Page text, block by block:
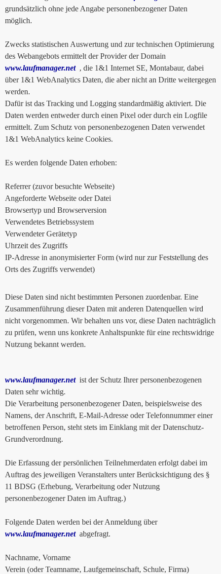
grundsätzlich ohne jede Angabe personenbezogener Daten
möglich.
Zwecks statistischen Auswertung und zur technischen Optimierung
des Webangebots ermittelt der Provider der Domain
www.laufmanager.net, die 1&1 Internet SE, Montabaur, dabei
über 1&1 WebAnalytics Daten, die aber nicht an Dritte weitergegen
werden.
Dafür ist das Tracking und Logging standardmäßig aktiviert. Die
Daten werden entweder durch einen Pixel oder durch ein Logfile
ermittelt. Zum Schutz von personenbezogenen Daten verwendet
1&1 WebAnalytics keine Cookies.
Es werden folgende Daten erhoben:
Referrer (zuvor besuchte Webseite)
Angeforderte Webseite oder Datei
Browsertyp und Browserversion
Verwendetes Betriebssystem
Verwendeter Gerätetyp
Uhrzeit des Zugriffs
IP-Adresse in anonymisierter Form (wird nur zur Feststellung des
Orts des Zugriffs verwendet)
Diese Daten sind nicht bestimmten Personen zuordenbar. Eine
Zusammenführung dieser Daten mit anderen Datenquellen wird
nicht vorgenommen. Wir behalten uns vor, diese Daten nachträglich
zu prüfen, wenn uns konkrete Anhaltspunkte für eine rechtswidrige
Nutzung bekannt werden.
www.laufmanager.netist der Schutz Ihrer personenbezogenen
Daten sehr wichtig.
Die Verarbeitung personenbezogener Daten, beispielsweise des
Namens, der Anschrift, E-Mail-Adresse oder Telefonnummer einer
betroffenen Person, steht stets im Einklang mit der Datenschutz-
Grundverordnung.
Die Erfassung der persönlichen Teilnehmerdaten erfolgt dabei im
Auftrag des jeweiligen Veranstalters unter Berücksichtigung des §
11 BDSG (Erhebung, Verarbeitung oder Nutzung
personenbezogener Daten im Auftrag.)
Folgende Daten werden bei der Anmeldung über
www.laufmanager.netabgefragt.
Nachname, Vorname
Verein (oder Teamname, Laufgemeinschaft, Schule, Firma)